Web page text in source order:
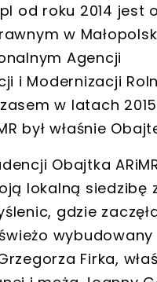
od roku 2014 jest
w
Agencji
i Modernizacji
w latach
był właśnie
Obajtka
lokalną siedzibę
, gdzie
wybudowany
Firka,